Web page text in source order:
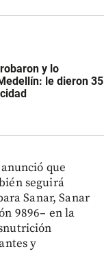
y lo
le dieron 35
que
seguirá
Sanar, Sanar
9896– en la
y